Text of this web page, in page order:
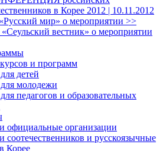
в Корее 2012 | 10.11.2012
мир» о мероприятии >>
«Сеульский вестник» о мероприятии
и программ
детей
молодежи
педагогов и образовательных
официальные организации
соотечественников и русскоязычные
Корее